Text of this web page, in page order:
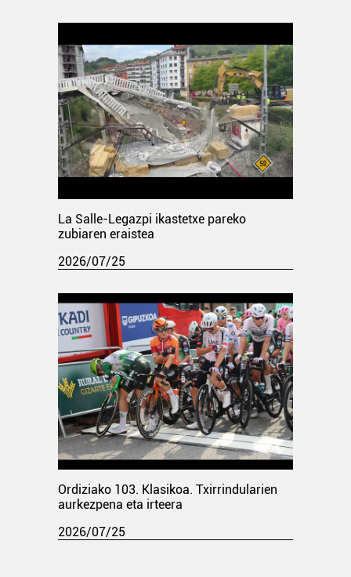
La Salle-Legazpi ikastetxe pareko
zubiaren eraistea
2026/07/25
Ordiziako 103. Klasikoa. Txirrindularien
aurkezpena eta irteera
2026/07/25